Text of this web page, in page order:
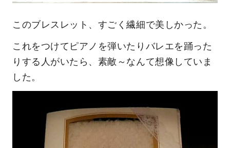
このブレスレット、すごく繊細で美しかった。
これをつけてピアノを弾いたりバレエを踊った
りする人がいたら、素敵～なんて想像していま
した。